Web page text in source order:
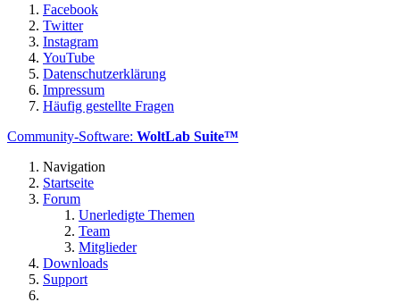
Facebook
Twitter
Instagram
YouTube
Datenschutzerklärung
Impressum
Häufig gestellte Fragen
Community-Software: WoltLab Suite™
Navigation
Startseite
Forum
Unerledigte Themen
Team
Mitglieder
Downloads
Support